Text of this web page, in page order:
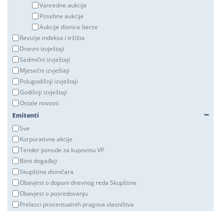
Vanredne aukcije
Posebne aukcije
Aukcije dionice berze
Revizije indeksa i tržišta
Dnevni izvještaji
Sedmični izvještaji
Mjesečni izvještaji
Polugodišnji izvještaji
Godišnji izvještaji
Ostale novosti
Emitenti
Sve
Korporativne akcije
Tender ponude za kupovinu VP
Bitni događaji
Skupština dioničara
Obavjest o dopuni dnevnog reda Skupštine
Obavjest o posredovanju
Prelasci procentualnih pragova vlasništva